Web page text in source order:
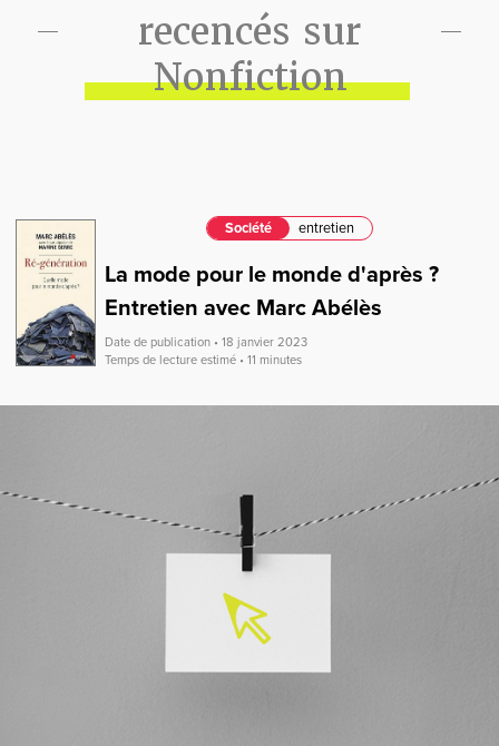
recencés sur
Nonfiction
Société entretien
La mode pour le monde d'après ?
Entretien avec Marc Abélès
Date de publication • 18 janvier 2023
Temps de lecture estimé • 11 minutes